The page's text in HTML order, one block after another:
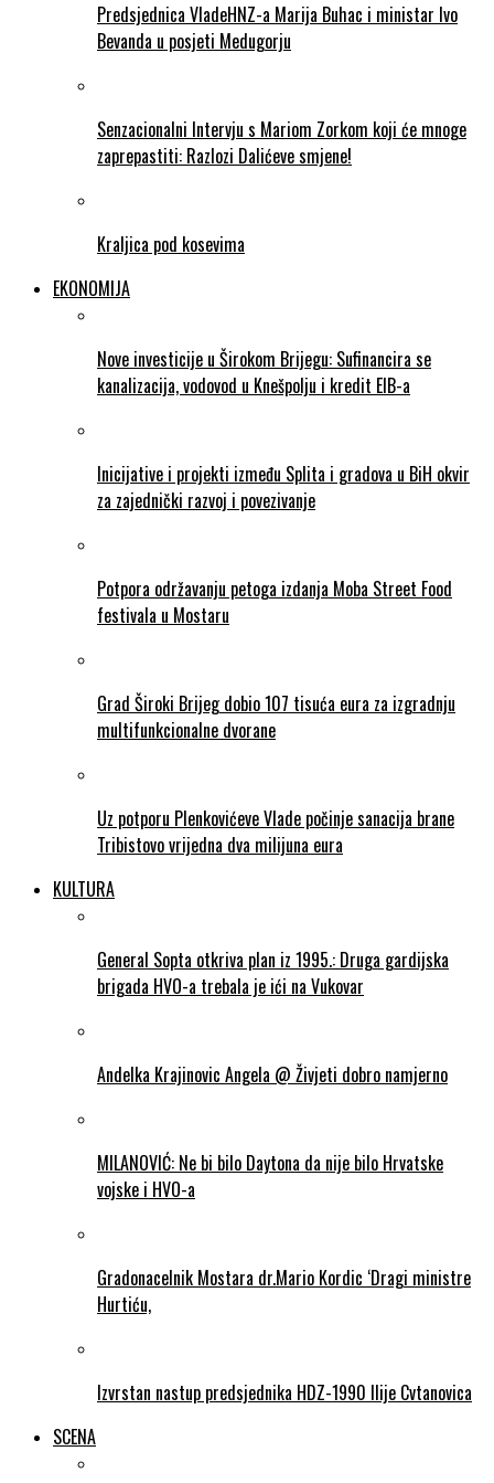
Predsjednica VladeHNZ-a Marija Buhac i ministar Ivo
Bevanda u posjeti Medugorju
Senzacionalni Intervju s Mariom Zorkom koji će mnoge
zaprepastiti: Razlozi Dalićeve smjene!
Kraljica pod kosevima
EKONOMIJA
Nove investicije u Širokom Brijegu: Sufinancira se
kanalizacija, vodovod u Knešpolju i kredit EIB-a
Inicijative i projekti između Splita i gradova u BiH okvir
za zajednički razvoj i povezivanje
Potpora održavanju petoga izdanja Moba Street Food
festivala u Mostaru
Grad Široki Brijeg dobio 107 tisuća eura za izgradnju
multifunkcionalne dvorane
Uz potporu Plenkovićeve Vlade počinje sanacija brane
Tribistovo vrijedna dva milijuna eura
KULTURA
General Sopta otkriva plan iz 1995.: Druga gardijska
brigada HVO-a trebala je ići na Vukovar
Andelka Krajinovic Angela @ Živjeti dobro namjerno
MILANOVIĆ: Ne bi bilo Daytona da nije bilo Hrvatske
vojske i HVO-a
Gradonacelnik Mostara dr.Mario Kordic ‘Dragi ministre
Hurtiću,
Izvrstan nastup predsjednika HDZ-1990 Ilije Cvtanovica
SCENA